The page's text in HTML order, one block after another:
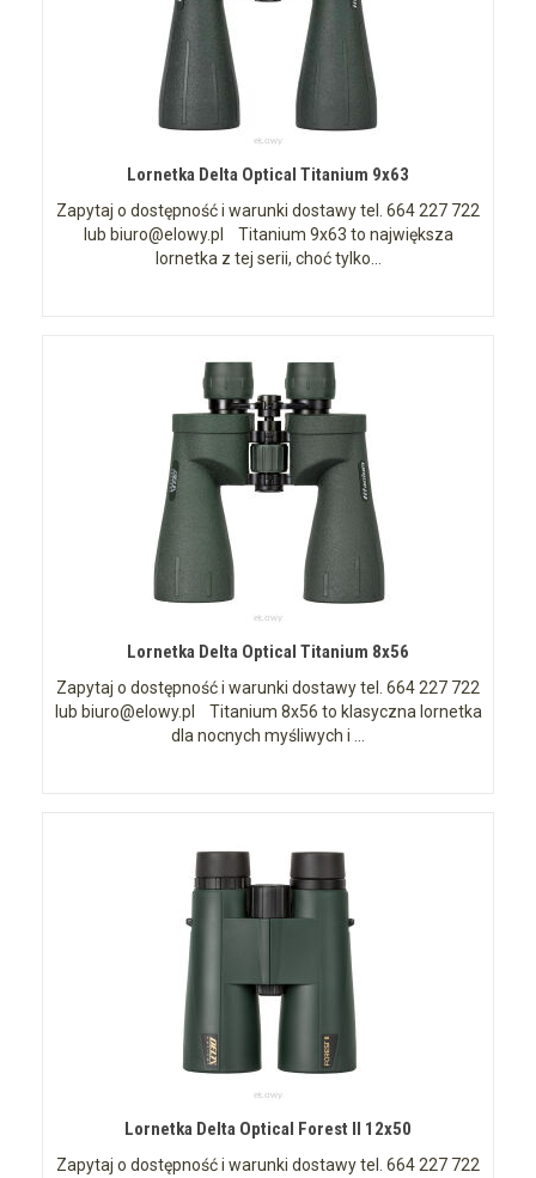
Lornetka Delta Optical Titanium 9x63
Zapytaj o dostępność i warunki dostawy tel. 664 227 722
lub biuro@elowy.pl Titanium 9x63 to największa
lornetka z tej serii, choć tylko...
Lornetka Delta Optical Titanium 8x56
Zapytaj o dostępność i warunki dostawy tel. 664 227 722
lub biuro@elowy.pl Titanium 8x56 to klasyczna lornetka
dla nocnych myśliwych i ...
Lornetka Delta Optical Forest II 12x50
Zapytaj o dostępność i warunki dostawy tel. 664 227 722